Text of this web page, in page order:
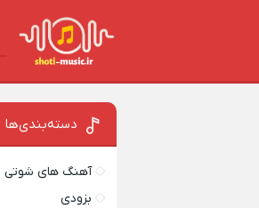
دسته‌بندی‌ها
آهنگ های شوتی
بزودی